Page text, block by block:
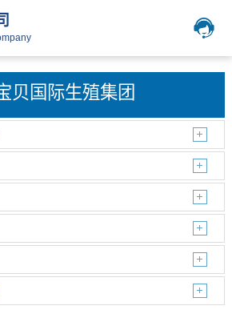
贝国际生殖集团